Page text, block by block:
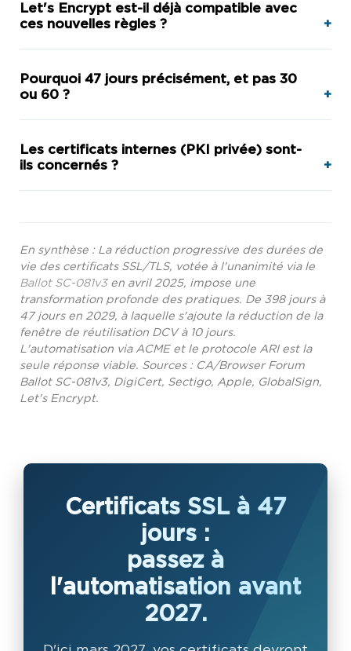
Let's Encrypt est-il déjà compatible avec
ces nouvelles règles ?
Pourquoi 47 jours précisément, et pas 30
ou 60 ?
Les certificats internes (PKI privée) sont-
ils concernés ?
En synthèse : La réduction progressive des durées de
vie des certificats SSL/TLS, votée à l'unanimité via le
Ballot SC-081v3en avril 2025, impose une
transformation profonde des pratiques. De 398 jours à
47 jours en 2029, à laquelle s'ajoute la réduction de la
fenêtre de réutilisation DCV à 10 jours.
L'automatisation via ACME et le protocole ARI est la
seule réponse viable. Sources : CA/Browser Forum
Ballot SC-081v3, DigiCert, Sectigo, Apple, GlobalSign,
Let's Encrypt.
Certificats SSL à 47
jours :
passez à
l'automatisation avant
2027.